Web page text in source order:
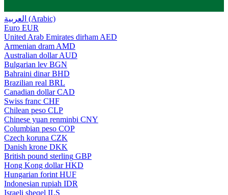
العربية (Arabic)
Euro EUR
United Arab Emirates dirham AED
Armenian dram AMD
Australian dollar AUD
Bulgarian lev BGN
Bahraini dinar BHD
Brazilian real BRL
Canadian dollar CAD
Swiss franc CHF
Chilean peso CLP
Chinese yuan renminbi CNY
Columbian peso COP
Czech koruna CZK
Danish krone DKK
British pound sterling GBP
Hong Kong dollar HKD
Hungarian forint HUF
Indonesian rupiah IDR
Israeli sheqel ILS